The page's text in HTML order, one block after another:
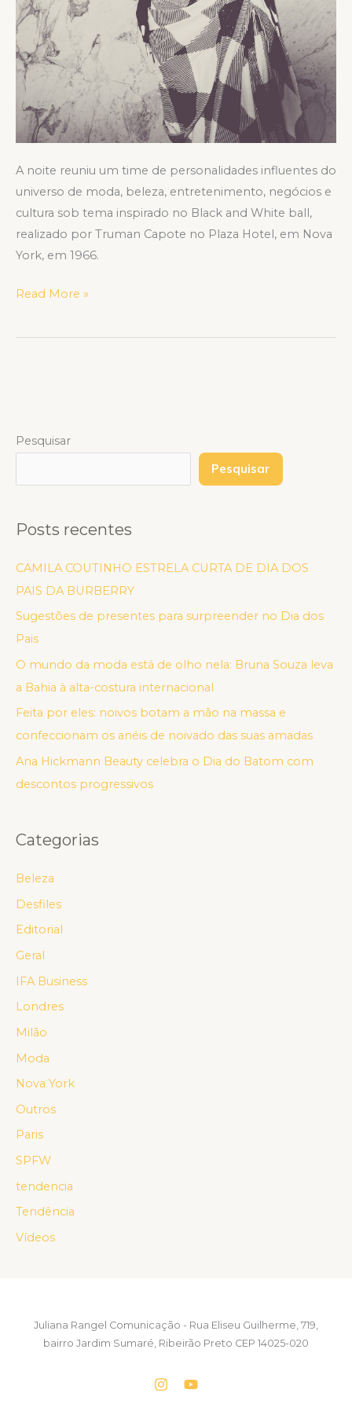
A noite reuniu um time de personalidades influentes do
universo de moda, beleza, entretenimento, negócios e
cultura sob tema inspirado no Black and White ball,
realizado por Truman Capote no Plaza Hotel, em Nova
York, em 1966.
Read More »
Pesquisar
Pesquisar
Posts recentes
CAMILA COUTINHO ESTRELA CURTA DE DIA DOS
PAIS DA BURBERRY
Sugestões de presentes para surpreender no Dia dos
Pais
O mundo da moda está de olho nela: Bruna Souza leva
a Bahia à alta-costura internacional
Feita por eles: noivos botam a mão na massa e
confeccionam os anéis de noivado das suas amadas
Ana Hickmann Beauty celebra o Dia do Batom com
descontos progressivos
Categorias
Beleza
Desfiles
Editorial
Geral
IFA Business
Londres
Milão
Moda
Nova York
Outros
Paris
SPFW
tendencia
Tendência
Vídeos
Juliana Rangel Comunicação - Rua Eliseu Guilherme, 719,
bairro Jardim Sumaré, Ribeirão Preto CEP 14025-020